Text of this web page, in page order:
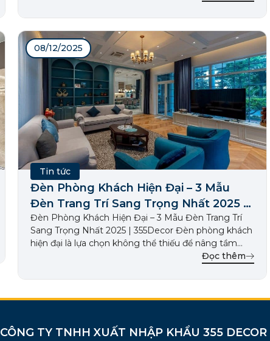
chuyển an toàn, hiệu quả. Dưới đây là quy […]
08/12/2025
Tin tức
Đèn Phòng Khách Hiện Đại – 3 Mẫu
Đèn Trang Trí Sang Trọng Nhất 2025 |
355Decor
Đèn Phòng Khách Hiện Đại – 3 Mẫu Đèn Trang Trí
Sang Trọng Nhất 2025 | 355Decor Đèn phòng khách
hiện đại là lựa chọn không thể thiếu để nâng tầm
thẩm mỹ và tiện nghi cho không gian sống. Phòng
của gia chủ. […]
Đọc thêm
CÔNG TY TNHH XUẤT NHẬP KHẨU 355 DECOR